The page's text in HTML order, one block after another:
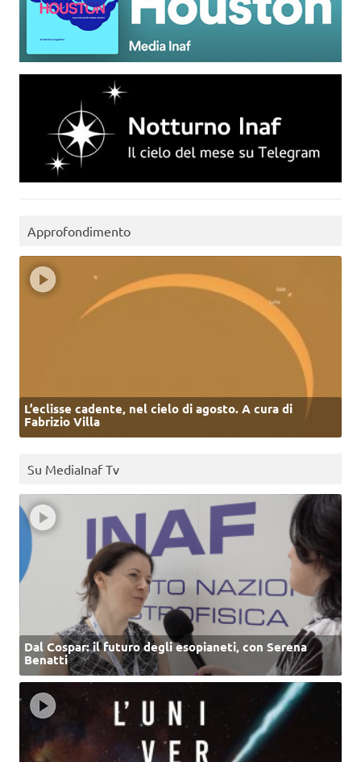
Approfondimento
L’eclisse cadente, nel cielo di agosto. A cura di
Fabrizio Villa
Su MediaInaf Tv
Dal Cospar: il futuro degli esopianeti, con Serena
Benatti